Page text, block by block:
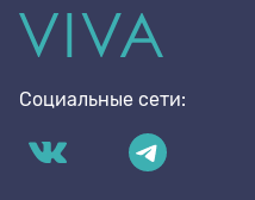
Социальные сети: